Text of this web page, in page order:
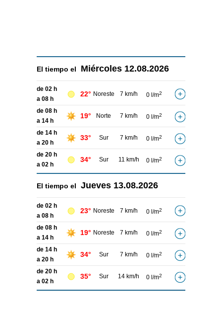
El tiempo el Miércoles 12.08.2026
de 02 h
a 08 h
22° Noreste 7 km/h 0 l/m2
de 08 h
a 14 h
19° Norte 7 km/h 0 l/m2
de 14 h
a 20 h
33° Sur 7 km/h 0 l/m2
de 20 h
a 02 h
34° Sur 11 km/h 0 l/m2
El tiempo el Jueves 13.08.2026
de 02 h
a 08 h
23° Noreste 7 km/h 0 l/m2
de 08 h
a 14 h
19° Noreste 7 km/h 0 l/m2
de 14 h
a 20 h
34° Sur 7 km/h 0 l/m2
de 20 h
a 02 h
35° Sur 14 km/h 0 l/m2